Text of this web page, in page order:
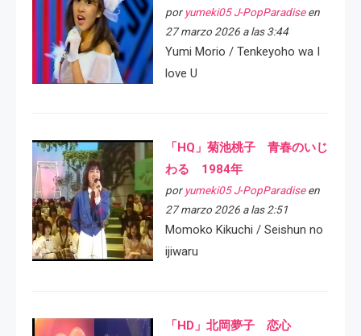
por yumeki05 J-PopParadiseen
27 marzo 2026 a las 3:44
Yumi Morio / Tenkeyoho wa I
love U
「HQ」菊池桃子 青春のいじ
わる 1984年
por yumeki05 J-PopParadiseen
27 marzo 2026 a las 2:51
Momoko Kikuchi / Seishun no
ijiwaru
「HD」北岡夢子 恋心